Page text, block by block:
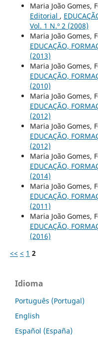
Maria João Gomes,
Editorial ,
Vol. 1 N.º 2 (2008)
Maria João Gomes,
EDUCAÇÃO,
(2013)
Maria João Gomes,
EDUCAÇÃO,
(2010)
Maria João Gomes,
EDUCAÇÃO,
(2012)
Maria João Gomes,
EDUCAÇÃO,
(2012)
Maria João Gomes,
EDUCAÇÃO,
(2014)
Maria João Gomes,
EDUCAÇÃO,
(2011)
Maria João Gomes,
EDUCAÇÃO,
(2016)
<< < 1 2
Idioma
Português (Portugal)
English
Español (España)